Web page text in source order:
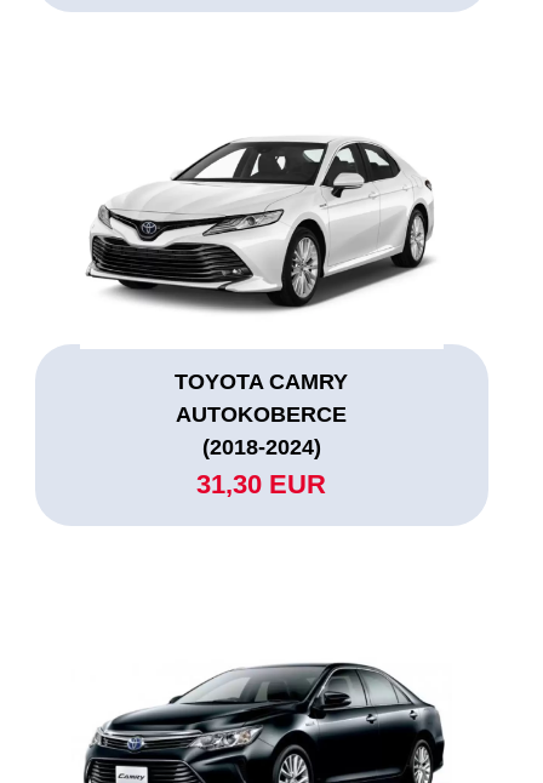
TOYOTA CAMRY
AUTOKOBERCE
(2018-2024)
31,30 EUR